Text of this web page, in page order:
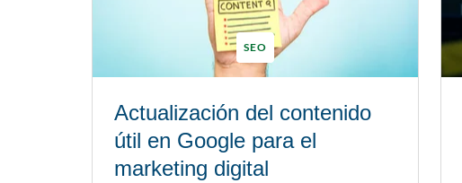
SEO
Actualización del contenido
útil en Google para el
marketing digital